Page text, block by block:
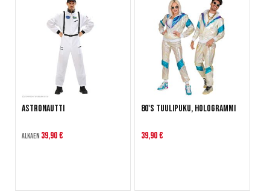
Astronautti
Alkaen 39,90 €
80's Tuulipuku, Hologrammi
39,90 €